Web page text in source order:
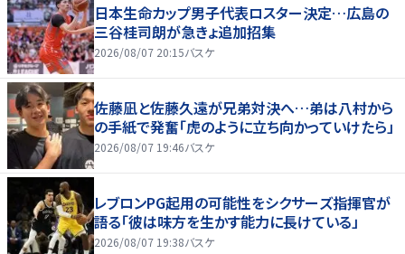
日本生命カップ男子代表ロスター決定…広島の
三谷桂司朗が急きょ追加招集
2026/08/07 20:15バスケ
佐藤凪と佐藤久遠が兄弟対決へ…弟は八村から
の手紙で発奮「虎のように立ち向かっていけたら」
2026/08/07 19:46バスケ
レブロンPG起用の可能性をシクサーズ指揮官が
語る「彼は味方を生かす能力に長けている」
2026/08/07 19:38バスケ